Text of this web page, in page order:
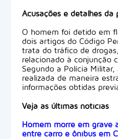
Acusações e detalhes da
O homem foi detido em
dois artigos do Código
trata do tráfico de
relacionado à conjunção
Segundo a Polícia
realizada de maneira
informações obtidas
Veja as últimas notícias
Homem morre em grave
entre carro e ônibus em